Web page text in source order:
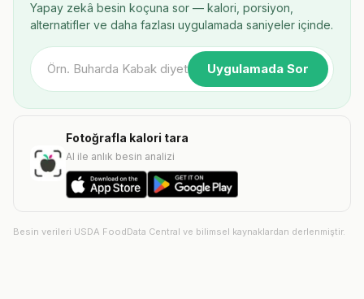
Yapay zekâ besin koçuna sor — kalori, porsiyon,
alternatifler ve daha fazlası uygulamada saniyeler içinde.
Uygulamada Sor
Fotoğrafla kalori tara
AI ile anlık besin analizi
Besin verileri USDA FoodData Central ve bilimsel kaynaklardan derlenmiştir.